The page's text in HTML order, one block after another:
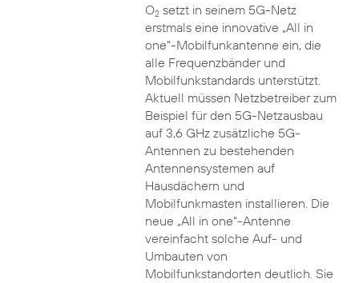
O2setzt in seinem 5G-Netz
erstmals eine innovative „All in
one“-Mobilfunkantenne ein, die
alle Frequenzbänder und
Mobilfunkstandards unterstützt.
Aktuell müssen Netzbetreiber zum
Beispiel für den 5G-Netzausbau
auf 3,6 GHz zusätzliche 5G-
Antennen zu bestehenden
Antennensystemen auf
Hausdächern und
Mobilfunkmasten installieren. Die
neue „All in one“-Antenne
vereinfacht solche Auf- und
Umbauten von
Mobilfunkstandorten deutlich. Sie